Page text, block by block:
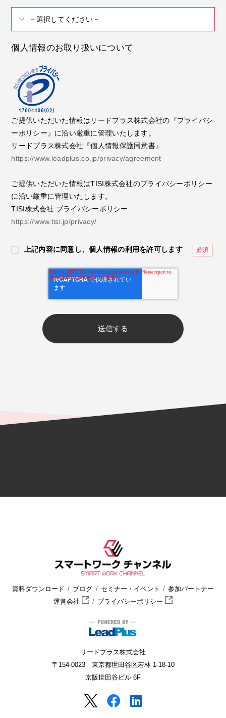
個人情報のお取り扱いについて
ご提供いただいた情報はリードプラス株式会社の『プライバシ
ーポリシー』に沿い厳重に管理いたします。
リードプラス株式会社『個人情報保護同意書』
https://www.leadplus.co.jp/privacy/agreement
ご提供いただいた情報はTISI株式会社のプライバシーポリシー
に沿い厳重に管理いたします。
TISI株式会社 プライバシーポリシー
https://www.tisi.jp/privacy/
上記内容に同意し、個人情報の利用を許可します
資料ダウンロード ブログ セミナー・イベント
参加パートナー
運営会社
プライバシーポリシー
リードプラス株式会社
〒154-0023 東京都世田谷区若林 1-18-10
京阪世田谷ビル 6F